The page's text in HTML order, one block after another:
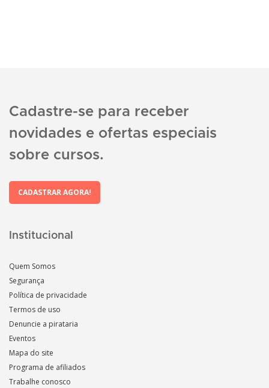
Cadastre-se para receber
novidades e ofertas especiais
sobre cursos.
CADASTRAR AGORA!
Institucional
Quem Somos
Segurança
Política de privacidade
Termos de uso
Denuncie a pirataria
Eventos
Mapa do site
Programa de afiliados
Trabalhe conosco